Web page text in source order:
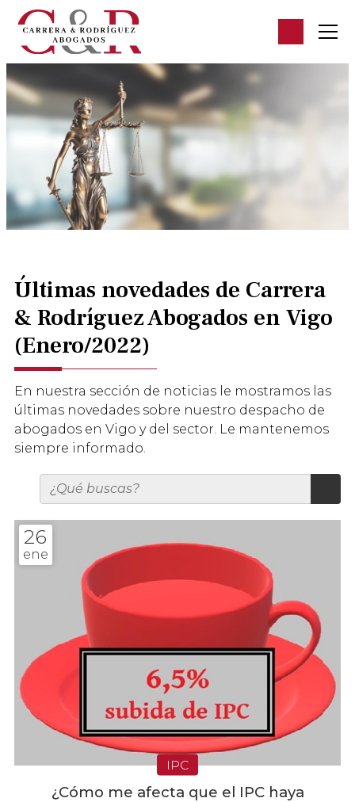
Últimas novedades de Carrera
& Rodríguez Abogados en Vigo
(Enero/2022)
En nuestra sección de noticias le mostramos las
últimas novedades sobre nuestro despacho de
abogados en Vigo y del sector. Le mantenemos
siempre informado.
26
ene
¿Cómo me afecta que el IPC haya
IPC